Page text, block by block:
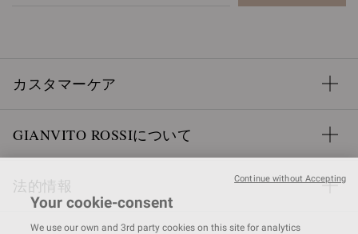
カスタマーケア
GIANVITO ROSSIについて
法的情報
Your cookie-consent
We use our own and 3rd party cookies on this site for analytics
Continue without Accepting